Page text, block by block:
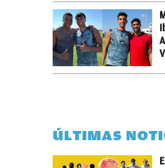
ÚLTIMAS